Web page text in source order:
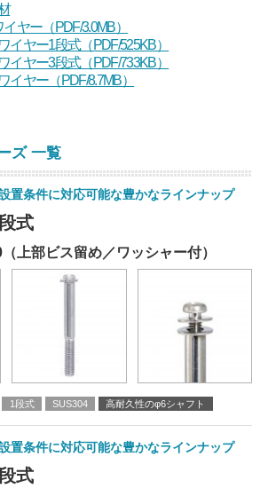
ヤー（PDF/3.0MB）
ヤー1段式（PDF/525KB）
ヤー3段式（PDF/733KB）
ヤー（PDF/8.7MB）
ズ 一覧
置条件に対応可能な豊かなラインナップ
式
上部ビス留め／ワッシャー付）
1段式 SUS304 高耐久性のφ6シャフト
置条件に対応可能な豊かなラインナップ
式